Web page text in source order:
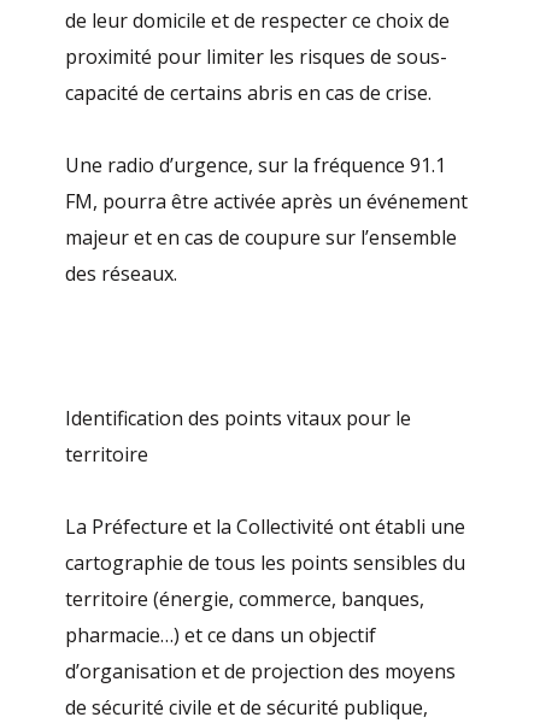
de leur domicile et de respecter ce choix de
proximité pour limiter les risques de sous-
capacité de certains abris en cas de crise.
Une radio d’urgence, sur la fréquence 91.1
FM, pourra être activée après un événement
majeur et en cas de coupure sur l’ensemble
des réseaux.
Identification des points vitaux pour le
territoire
La Préfecture et la Collectivité ont établi une
cartographie de tous les points sensibles du
territoire (énergie, commerce, banques,
pharmacie…) et ce dans un objectif
d’organisation et de projection des moyens
de sécurité civile et de sécurité publique,